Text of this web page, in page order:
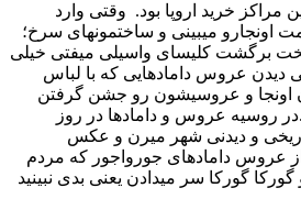
مراکز خرید اروپا بود. وقتی وارد
میبینی و ساختمونهای سرخ؛
برگشت کلیسای واسیلی میفتی خیلی
دیدن عروس دامادهایی که با لباس
اونجا و عروسیشون رو جشن گرفتن
روسیه عروس و دامادها در روز
و دیدنی شهر میرن و عکس
عروس دامادهای جورواجور که مردم
گورکا سر میدادن یعنی بدی نبینید